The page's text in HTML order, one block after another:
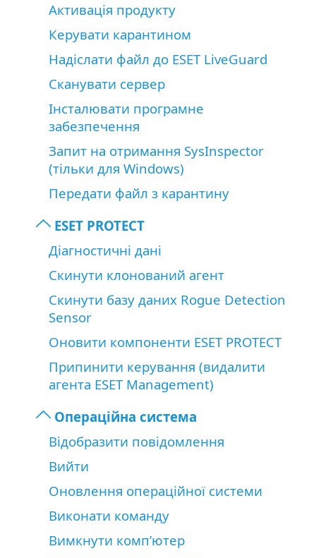
Активація продукту
Керувати карантином
Надіслати файл до ESET LiveGuard
Сканувати сервер
Інсталювати програмне
забезпечення
Запит на отримання SysInspector
(тільки для Windows)
Передати файл з карантину
ESET PROTECT
Діагностичні дані
Скинути клонований агент
Скинути базу даних Rogue Detection
Sensor
Оновити компоненти ESET PROTECT
Припинити керування (видалити
агента ESET Management)
Операційна система
Відобразити повідомлення
Вийти
Оновлення операційної системи
Виконати команду
Вимкнути комп’ютер